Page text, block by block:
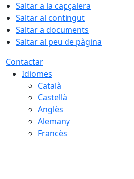
Saltar a la capçalera
Saltar al contingut
Saltar a documents
Saltar al peu de pàgina
Contactar
Idiomes
Català
Castellà
Anglès
Alemany
Francès